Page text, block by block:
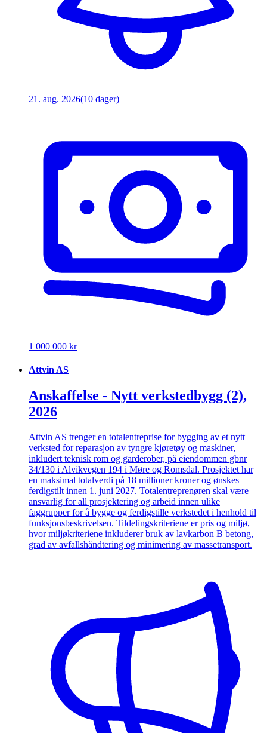
21. aug. 2026(10 dager)
1 000 000 kr
Attvin AS
Anskaffelse - Nytt verkstedbygg (2),
2026
Attvin AS trenger en totalentreprise for bygging av et nytt
verksted for reparasjon av tyngre kjøretøy og maskiner,
inkludert teknisk rom og garderober, på eiendommen gbnr
34/130 i Alvikvegen 194 i Møre og Romsdal. Prosjektet har
en maksimal totalverdi på 18 millioner kroner og ønskes
ferdigstilt innen 1. juni 2027. Totalentreprenøren skal være
ansvarlig for all prosjektering og arbeid innen ulike
faggrupper for å bygge og ferdigstille verkstedet i henhold til
funksjonsbeskrivelsen. Tildelingskriteriene er pris og miljø,
hvor miljøkriteriene inkluderer bruk av lavkarbon B betong,
grad av avfallshåndtering og minimering av massetransport.